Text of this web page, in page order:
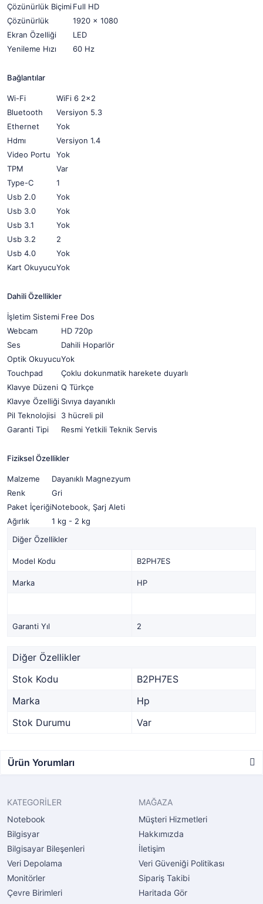
Çözünürlük BiçimiFull HD
Çözünürlük
1920 x 1080
Ekran Özelliği
LED
Yenileme Hızı
60 Hz
Bağlantılar
Wi-Fi
WiFi 6 2x2
Bluetooth
Versiyon 5.3
Ethernet
Yok
Hdmı
Versiyon 1.4
Video Portu
Yok
TPM
Var
Type-C
1
Usb 2.0
Yok
Usb 3.0
Yok
Usb 3.1
Yok
Usb 3.2
2
Usb 4.0
Yok
Kart OkuyucuYok
Dahili Özellikler
İşletim Sistemi Free Dos
Webcam
HD 720p
Ses
Dahili Hoparlör
Optik OkuyucuYok
Touchpad
Çoklu dokunmatik harekete duyarlı
Klavye Düzeni Q Türkçe
Klavye Özelliği Sıvıya dayanıklı
Pil Teknolojisi
3 hücreli pil
Garanti Tipi
Resmi Yetkili Teknik Servis
Fiziksel Özellikler
Malzeme
Dayanıklı Magnezyum
Renk
Gri
Paket İçeriğiNotebook, Şarj Aleti
Ağırlık
1 kg - 2 kg
Diğer Özellikler
Model Kodu B2PH7ES
Marka HP
Garanti Yıl 2
Diğer Özellikler
Stok Kodu
B2PH7ES
Marka
Hp
Stok Durumu
Var
Ürün Yorumları
KATEGORİLER
Notebook
Bilgisyar
Bilgisayar Bileşenleri
Veri Depolama
Monitörler
Çevre Birimleri
MAĞAZA
Müşteri Hizmetleri
Hakkımızda
İletişim
Veri Güveniği Politikası
Sipariş Takibi
Haritada Gör